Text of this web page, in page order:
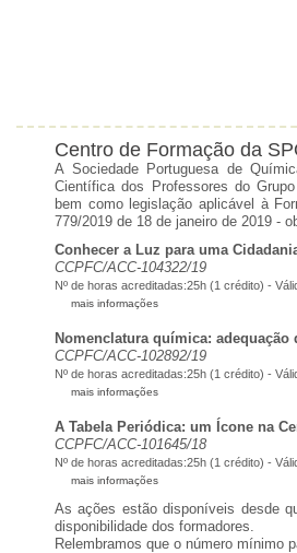
Centro de Formação da
A Sociedade Portuguesa de
Científica dos Professores do
bem como legislação aplicável à
779/2019 de 18 de janeiro de 2019 -
Conhecer a Luz para uma
CCPFC/ACC-104322/19
Nº de horas acreditadas:25h (1 crédito) -
mais informações
Nomenclatura química:
CCPFC/ACC-102892/19
Nº de horas acreditadas:25h (1 crédito) -
mais informações
A Tabela Periódica: um Ícone na
CCPFC/ACC-101645/18
Nº de horas acreditadas:25h (1 crédito) -
mais informações
As ações estão disponíveis desde
disponibilidade dos formadores.
Relembramos que o número mínimo